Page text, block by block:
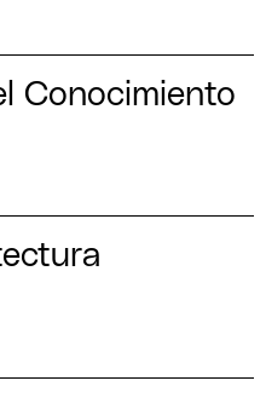
Conocimiento